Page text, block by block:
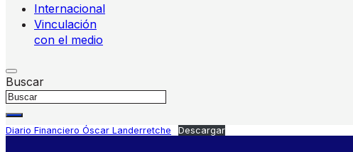
Internacional
Vinculación
con el medio
Buscar
Diario Financiero Óscar Landerretche Descargar